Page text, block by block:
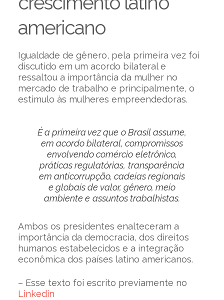
americano
Igualdade de gênero, pela primeira vez foi
discutido em um acordo bilateral e
ressaltou a importância da mulher no
mercado de trabalho e principalmente, o
estimulo às mulheres empreendedoras.
É a primeira vez que o Brasil assume,
em acordo bilateral, compromissos
envolvendo comércio eletrônico,
práticas regulatórias, transparência
em anticorrupção, cadeias regionais
e globais de valor, gênero, meio
ambiente e assuntos trabalhistas.
Ambos os presidentes enalteceram a
importância da democracia, dos direitos
humanos estabelecidos e a integração
econômica dos países latino americanos.
– Esse texto foi escrito previamente no
Linkedin